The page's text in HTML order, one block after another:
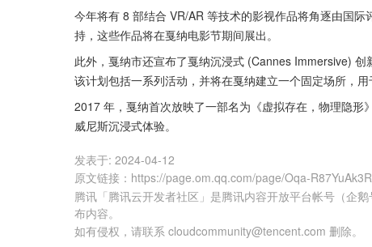
今年将有 8 部结合 VR/AR 等技术的影视作品将角逐由国
持，这些作品将在戛纳电影节期间展出。
此外，戛纳市还宣布了戛纳沉浸式 (Cannes Immersive) 创
该计划包括一系列活动，并将在戛纳建立一个固定场所，用
2017 年，戛纳首次放映了一部名为《虚拟存在，物理隐
威尼斯沉浸式体验。
发表于: 2024-04-12
原文链接 ： https://page.om.qq.com/page/Oqa-
腾讯「腾讯云开发者社区」是腾讯内容开放平台帐号（企
布内容。
如有侵权，请联系 cloudcommunity@tencent.com 删除。